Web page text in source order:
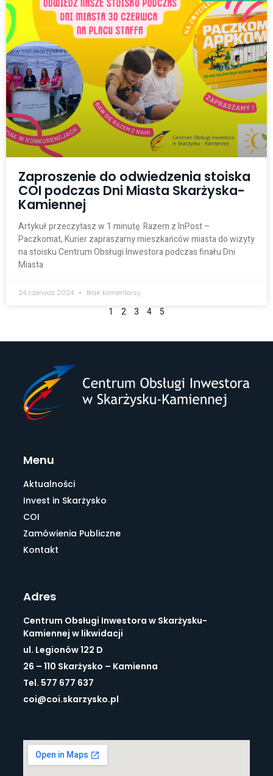
Zaproszenie do odwiedzenia stoiska
COI podczas Dni Miasta Skarżyska-
Kamiennej
Artykuł przeczytasz w 1 minutę. Razem z InPost –
Paczkomat, Kurier zapraszamy mieszkańców miasta do wizyty
na stoisku Centrum Obsługi Inwestora podczas finału Dni
Miasta
24 czerwca 2024 Brak komentarzy
1 2 3 4 5
Menu
Aktualności
Invest in Skarżysko
COI
Zamówienia Publiczne
Kontakt
Adres
Centrum Obsługi Inwestora w Skarżysku-
Kamiennej w likwidacji
ul. Legionów 122 D
26 – 110 Skarżysko – Kamienna
Tel. 577 677 637
coi@coi.skarzysko.pl